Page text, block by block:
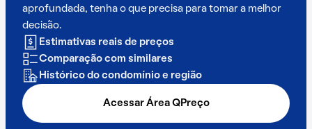
aprofundada, tenha o que precisa para tomar a melhor
decisão.
Estimativas reais de preços
Comparação com similares
Histórico do condomínio e região
Acessar Área QPreço